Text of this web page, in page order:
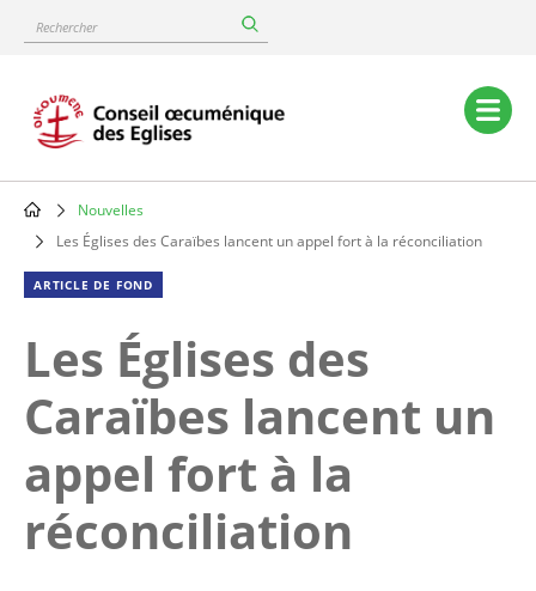
content
Rechercher
Main
navigation
Breadcrumb
Nouvelles
Les Églises des Caraïbes lancent un appel fort à la réconciliation
ARTICLE DE FOND
Les Églises des
Caraïbes lancent un
appel fort à la
réconciliation